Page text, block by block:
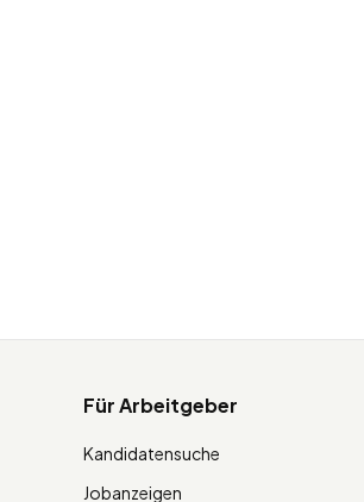
Für Arbeitgeber
Kandidatensuche
Jobanzeigen